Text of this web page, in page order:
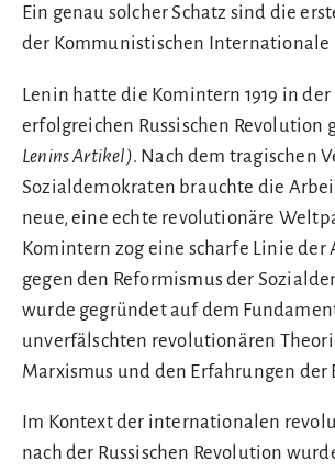
Ein genau solcher Schatz sind die
der Kommunistischen Internationale
Lenin hatte die Komintern 1919 in der
erfolgreichen Russischen Revolution
Lenins Artikel). Nach dem tragischen
Sozialdemokraten brauchte die
neue, eine echte revolutionäre
Komintern zog eine scharfe Linie der
gegen den Reformismus der
wurde gegründet auf dem
unverfälschten revolutionären
Marxismus und den Erfahrungen der
Im Kontext der internationalen
nach der Russischen Revolution